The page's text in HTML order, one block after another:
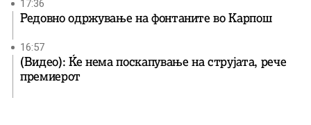
17:36
Редовно одржување на фонтаните во Карпош
16:57
(Видео): Ќе нема поскапување на струјата, рече
премиерот